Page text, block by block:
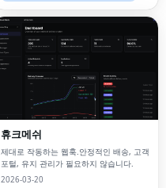
휴크메쉬
제대로 작동하는 웹훅.안정적인 배송, 고객
포털, 유지 관리가 필요하지 않습니다.
2026-03-20